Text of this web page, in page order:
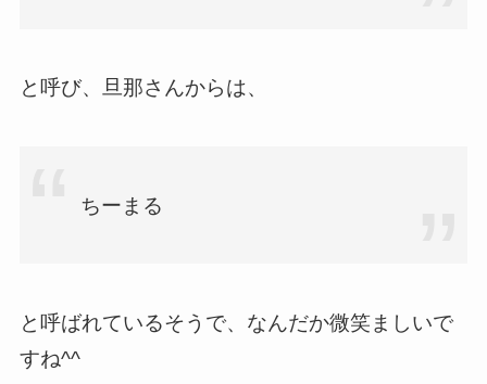
と呼び、旦那さんからは、
ちーまる
と呼ばれているそうで、なんだか微笑ましいで
すね^^